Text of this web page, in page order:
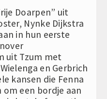
Doarpen” uit
Nynke Dijkstra
in hun eerste
uit Tzum met
en Gerbrich
kansen die Fenna
een bordje aan